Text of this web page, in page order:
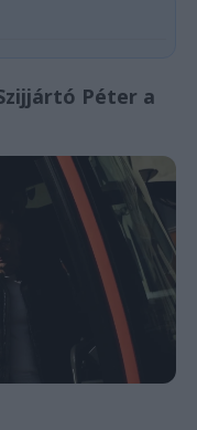
Péter a